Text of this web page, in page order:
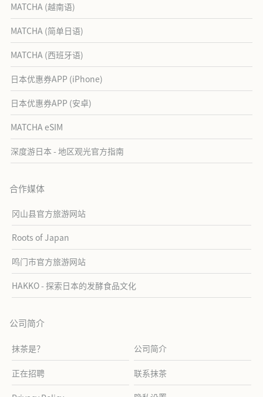
MATCHA (越南语)
MATCHA (简单日语)
MATCHA (西班牙语)
日本优惠券APP (iPhone)
日本优惠券APP (安卓)
MATCHA eSIM
深度游日本 - 地区观光官方指南
合作媒体
冈山县官方旅游网站
Roots of Japan
鸣门市官方旅游网站
HAKKO - 探索日本的发酵食品文化
公司简介
抹茶是？ 公司简介
正在招聘 联系抹茶